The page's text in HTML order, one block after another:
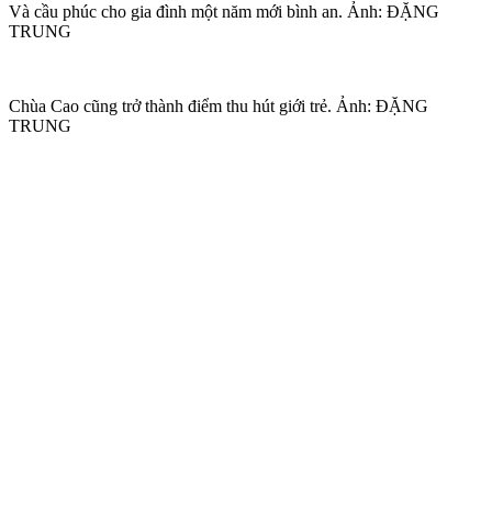
Và cầu phúc cho gia đình một năm mới bình an. Ảnh: ĐẶNG
TRUNG
Chùa Cao cũng trở thành điểm thu hút giới trẻ. Ảnh: ĐẶNG
TRUNG